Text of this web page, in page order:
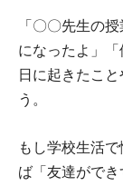
「〇〇先生の
になったよ」
日に起きたこ
う。
もし学校生活
ば「友達がで